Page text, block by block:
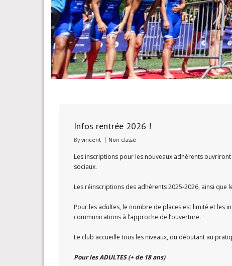
Infos rentrée 2026 !
Byvincent Non classé
Les inscriptions pour les nouveaux adhérents ouvriront
sociaux.
Les réinscriptions des adhérents 2025-2026, ainsi
Pour les adultes, le nombre de places est limité et les
communications à l’approche de l’ouverture.
Le club accueille tous les niveaux, du débutant au
Pour les ADULTES (+ de 18 ans)